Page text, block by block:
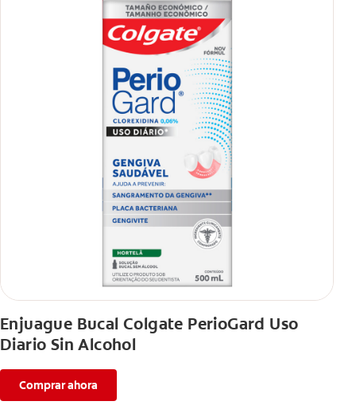
Enjuague Bucal Colgate PerioGard Uso
Diario Sin Alcohol
Comprar ahora